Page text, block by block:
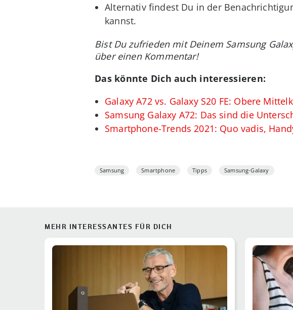
Alternativ findest Du in der
kannst.
Bist Du zufrieden mit Deinem Samsung
über einen Kommentar!
Das könnte Dich auch interessieren:
Galaxy A72 vs. Galaxy S20 FE: Obere
Samsung Galaxy A72: Das sind die
Smartphone-Trends 2021: Quo vadis,
Samsung Smartphone Tipps Samsung-Galaxy
MEHR INTERESSANTES FÜR DICH